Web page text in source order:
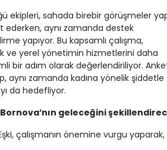
ekipleri, sahada birebir görüşmeler
ederken, aynı zamanda destek
yapıyor. Bu kapsamlı çalışma,
ve yerel yönetimin hizmetlerini daha
bir adım olarak değerlendiriliyor.
aynı zamanda kadına yönelik şiddetle
da hedefliyor.
Bornova’nın geleceğini
çalışmanın önemine vurgu yaparak,